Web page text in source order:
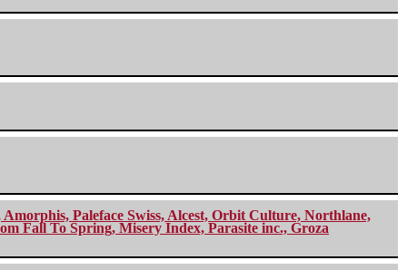
Paleface Swiss, Alcest, Orbit Culture, Northlane,
Fall To Spring, Misery Index, Parasite inc., Groza